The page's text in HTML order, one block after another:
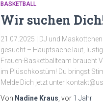
BASKETBALL
Wir suchen
21.07.2025 | DJ und
gesucht – Hauptsache laut,
Frauen-Basketballteam braucht
im Plüschkostüm! Du bringst
Melde Dich jetzt unter
Von Nadine Kraus , vor 1 Jahr